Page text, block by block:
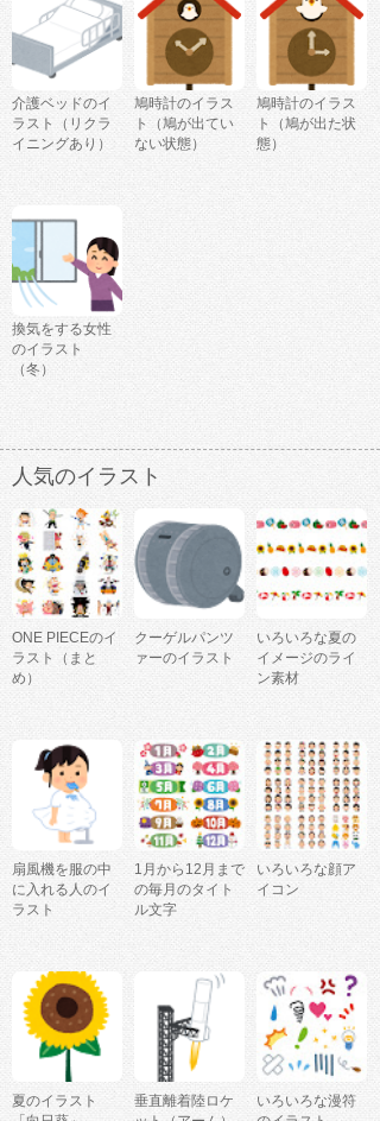
介護ベッドのイ
ラスト（リクラ
イニングあり）
鳩時計のイラス
ト（鳩が出てい
ない状態）
鳩時計のイラス
ト（鳩が出た状
態）
換気をする女性
のイラスト
（冬）
人気のイラスト
ONE PIECEのイ
ラスト（まと
め）
クーゲルパンツ
ァーのイラスト
いろいろな夏の
イメージのライ
ン素材
扇風機を服の中
に入れる人のイ
ラスト
1月から12月まで
の毎月のタイト
ル文字
いろいろな顔ア
イコン
夏のイラスト
垂直離着陸ロケ
いろいろな漫符